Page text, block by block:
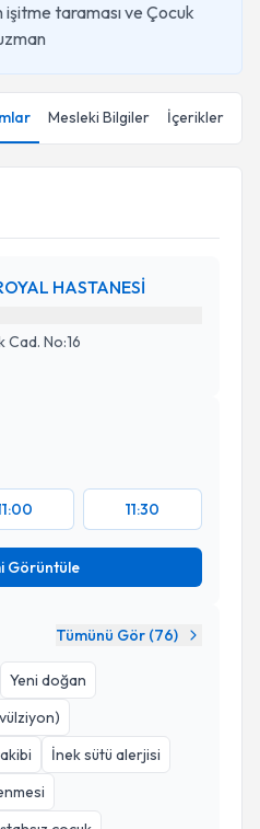
taraması ve Çocuk
Mesleki Bilgiler İçerikler
HASTANESİ
Cad. No:16
11:30
Görüntüle
Tümünü Gör (76)
Yeni doğan
İnek sütü alerjisi